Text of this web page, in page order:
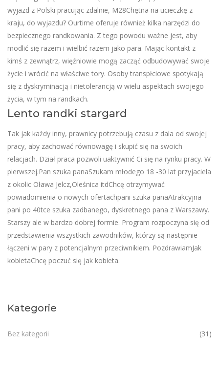
wyjazd z Polski pracując zdalnie, M28Chętna na ucieczkę z
kraju, do wyjazdu? Ourtime oferuje również kilka narzędzi do
bezpiecznego randkowania. Z tego powodu ważne jest, aby
modlić się razem i wielbić razem jako para. Mając kontakt z
kimś z zewnątrz, więźniowie mogą zacząć odbudowywać swoje
życie i wrócić na właściwe tory. Osoby transpłciowe spotykają
się z dyskryminacją i nietolerancją w wielu aspektach swojego
życia, w tym na randkach.
Lento randki stargard
Tak jak każdy inny, prawnicy potrzebują czasu z dala od swojej
pracy, aby zachować równowagę i skupić się na swoich
relacjach. Dział praca pozwoli uaktywnić Ci się na rynku pracy. W
pierwszej.Pan szuka panaSzukam młodego 18 -30 lat przyjaciela
z okolic Oława Jelcz,Oleśnica itdChcę otrzymywać
powiadomienia o nowych ofertachpani szuka panaAtrakcyjna
pani po 40tce szuka zadbanego, dyskretnego pana z Warszawy.
Starszy ale w bardzo dobrej formie. Program rozpoczyna się od
przedstawienia wszystkich zawodników, którzy są następnie
łączeni w pary z potencjalnym przeciwnikiem. PozdrawiamJak
kobietaChcę poczuć się jak kobieta.
Kategorie
Bez kategorii (31)